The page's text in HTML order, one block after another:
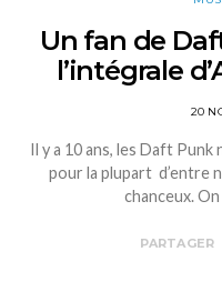
Un fan de
l’intégrale
20
Il y a 10 ans, les Daft
pour la plupart d’entre
chanceux.
PARTAGER